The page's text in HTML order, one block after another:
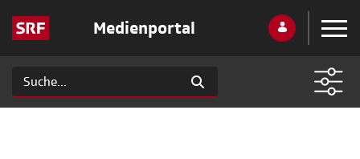
Medienportal